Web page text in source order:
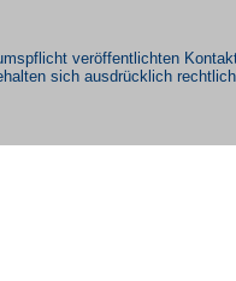
veröffentlichten
sich ausdrücklich